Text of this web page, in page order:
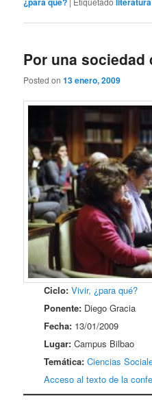
Por una sociedad
Posted on13 enero, 2009
Ciclo: Vivir, ¿para qué?
Ponente: Diego Gracia
Fecha: 13/01/2009
Lugar: Campus Bilbao
Temática: Ciencias
Acceso al texto de la